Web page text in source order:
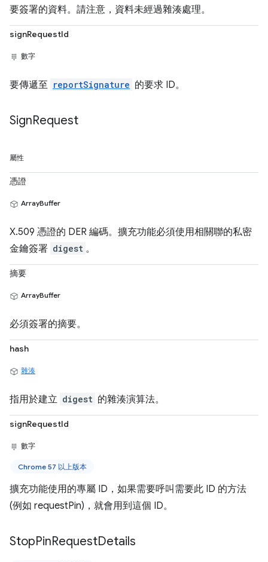
要簽署的資料。請注意，資料未經過雜湊處理。
signRequestId
數字
要傳遞至 reportSignature 的要求 ID。
SignRequest
屬性
憑證
ArrayBuffer
X.509 憑證的 DER 編碼。擴充功能必須使用相關聯的私密
金鑰簽署 digest 。
摘要
ArrayBuffer
必須簽署的摘要。
hash
雜湊
指用於建立 digest 的雜湊演算法。
signRequestId
數字
Chrome 57 以上版本
擴充功能使用的專屬 ID，如果需要呼叫需要此 ID 的方法
(例如 requestPin)，就會用到這個 ID。
StopPinRequestDetails